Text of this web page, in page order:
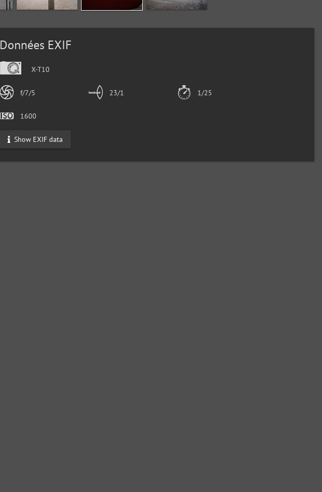
Données EXIF
X-T10
f/7/5 23/1 1/25
1600
Show EXIF data